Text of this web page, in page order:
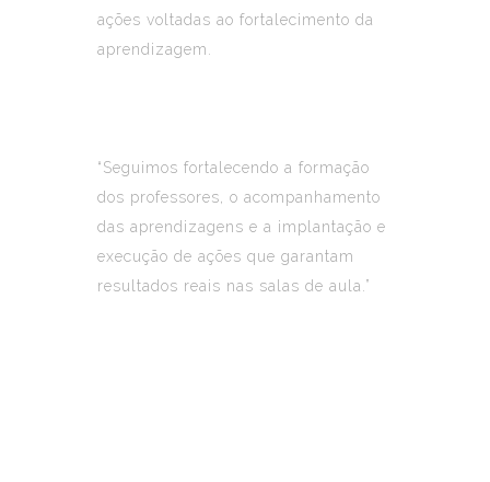
ações voltadas ao fortalecimento da
aprendizagem.
“Seguimos fortalecendo a formação
dos professores, o acompanhamento
das aprendizagens e a implantação e
execução de ações que garantam
resultados reais nas salas de aula.”